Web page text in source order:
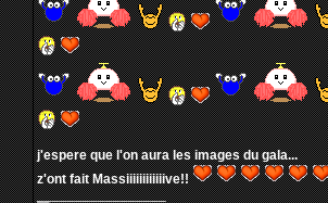
j'espere que l'on aura les images du gala...
z'ont fait Massiiiiiiiiiiiive!!
_________________